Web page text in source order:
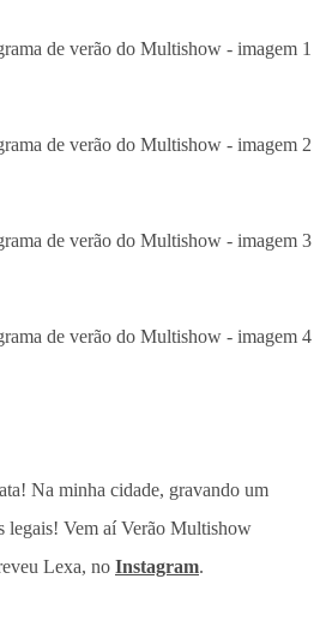
Na minha cidade, gravando um
legais! Vem aí Verão Multishow
Lexa, no Instagram.